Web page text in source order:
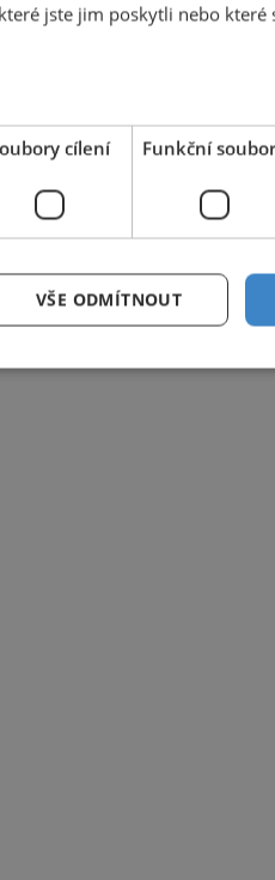
jste jim poskytli nebo které
cílení Funkční
VŠE ODMÍTNOUT